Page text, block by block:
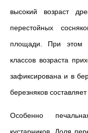
высокий возраст
перестойных
площади. При этом
классов возраста
зафиксирована и в
березняков
Особенно